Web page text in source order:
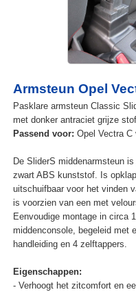
Armsteun Opel
Pasklare armsteun Classic
met donker antraciet grijze
Passend voor: Opel Vectra C
De SliderS middenarmsteun
zwart ABS kunststof. Is
uitschuifbaar voor het vinden
is voorzien van een met
Eenvoudige montage in circa
middenconsole, begeleid met
handleiding en 4 zelftappers.
Eigenschappen:
- Verhoogt het zitcomfort en